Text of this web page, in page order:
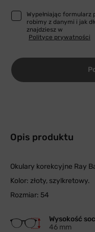
Wypełniając formularz
robimy z danymi i jak
znajdziesz w
Polityce prywatności
Opis produktu
Okulary korekcyjne Ray
Kolor: złoty, szylkretowy.
Rozmiar: 54
Wysokość
46 mm